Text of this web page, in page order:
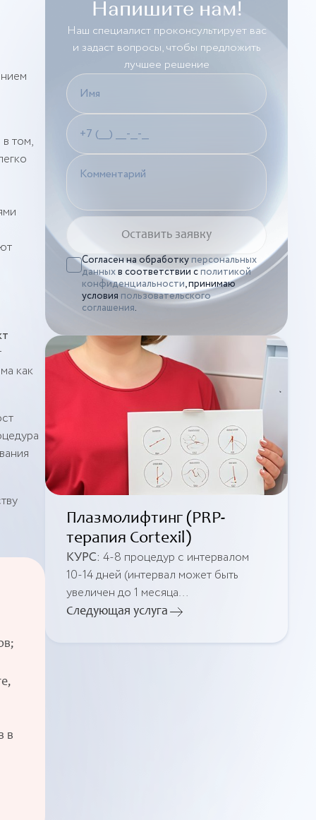
том,
как
в
Напишите нам!
Наш специалист проконсультирует вас
и задаст вопросы, чтобы предложить
лучшее решение
Согласен на обработкуперсональных
данныхв соответствии сполитикой
конфиденциальности, принимаю
условия пользовательского
соглашения.
Плазмолифтинг (PRP-
терапия Cortexil)
КУРС: 4-8 процедур с интервалом
10-14 дней (интервал может быть
увеличен до 1 месяца
по индивидуальным
Следующая услуга